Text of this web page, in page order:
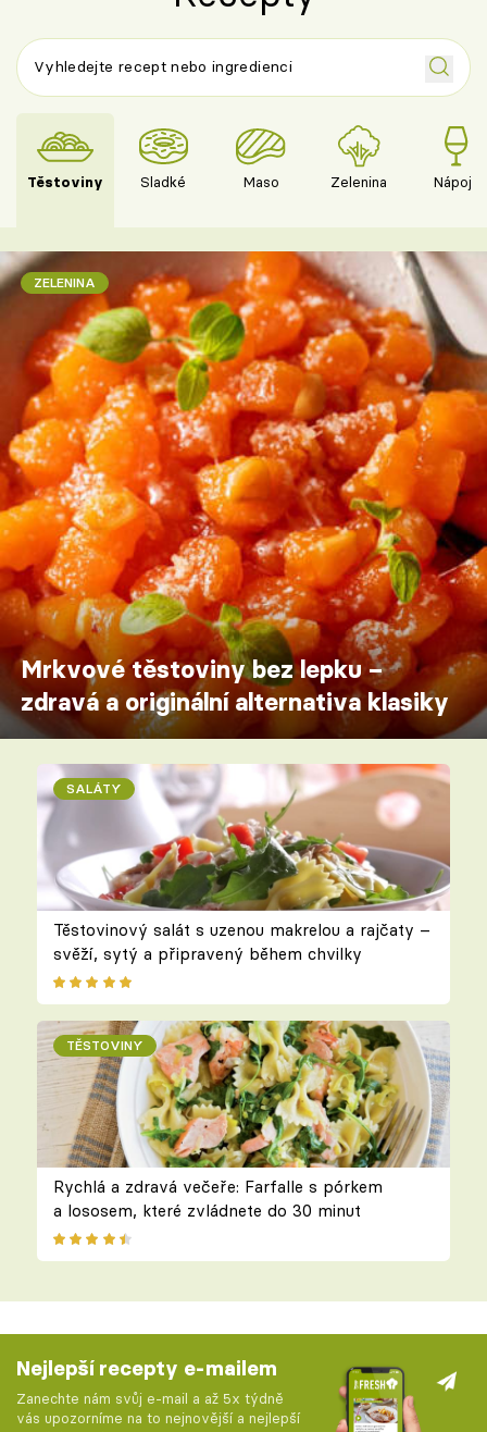
Těstoviny Sladké Maso Zelenina Nápoje
ZELENINA
Mrkvové těstoviny bez lepku –
zdravá a originální alternativa klasiky
SALÁTY
Těstovinový salát s uzenou makrelou a rajčaty –
svěží, sytý a připravený během chvilky
TĚSTOVINY
Rychlá a zdravá večeře: Farfalle s pórkem
a lososem, které zvládnete do 30 minut
Nejlepší recepty e-mailem
Zanechte nám svůj e-mail a až 5x týdně
vás upozorníme na to nejnovější a nejlepší